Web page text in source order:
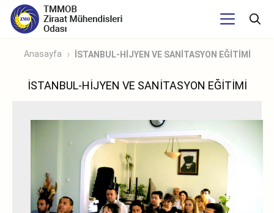
Anasayfa İSTANBUL-HİJYEN VE SANİTASYON EĞİTİMİ
İSTANBUL-HİJYEN VE SANİTASYON EĞİTİMİ